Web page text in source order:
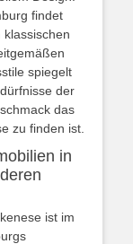
findet
spiegelt
der
das
zu finden ist.
in
ist im